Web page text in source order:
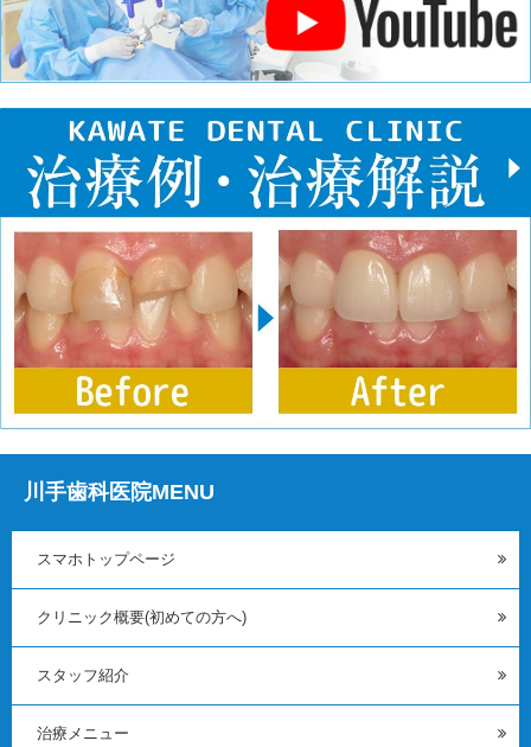
川手歯科医院MENU
スマホトップページ
クリニック概要(初めての方へ)
スタッフ紹介
治療メニュー